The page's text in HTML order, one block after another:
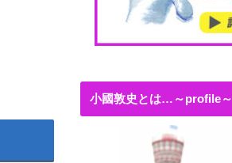
小國敦史とは…～profile～